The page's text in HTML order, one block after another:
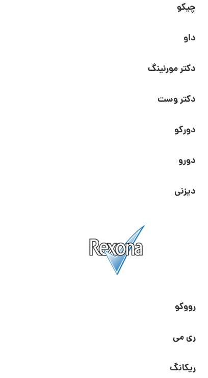
چیکو
داو
دکتر مورنینگ
دکتر وست
دورکو
دورو
دیزنی
رووکو
ری می
ریکانگ